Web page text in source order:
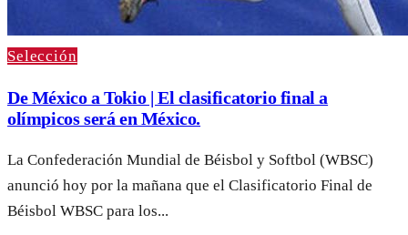
Selección
De México a Tokio | El clasificatorio final a
olímpicos será en México.
La Confederación Mundial de Béisbol y Softbol (WBSC)
anunció hoy por la mañana que el Clasificatorio Final de
Béisbol WBSC para los...